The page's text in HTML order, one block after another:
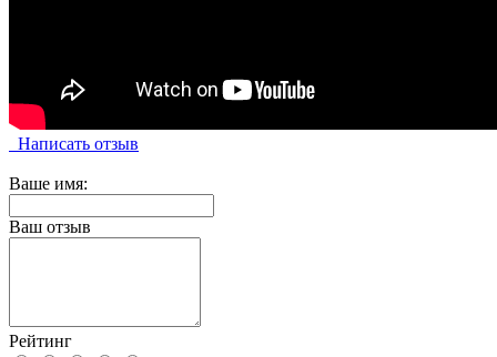
Написать отзыв
Ваше имя:
Ваш отзыв
Рейтинг